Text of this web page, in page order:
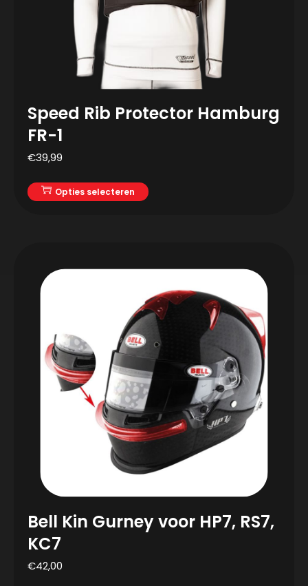
Speed Rib Protector Hamburg
FR-1
€39,99
Opties selecteren
Bell Kin Gurney voor HP7, RS7,
KC7
€42,00